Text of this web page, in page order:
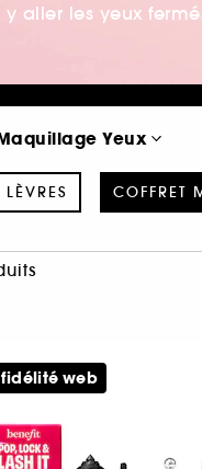
aller les yeux
Yeux
COFFRET
fidélité web